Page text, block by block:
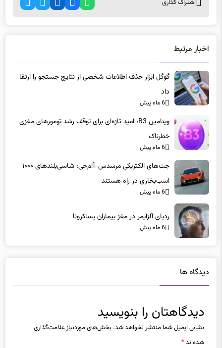
گوگل ابزار حذف اطلاعات شخصی از نتایج جستجو را ارتقا
داد
6 ماه پیش
خطرناک
6 ماه پیش
اسب‌بخاری در راه هستند
6 ماه پیش
نشانی ایمیل شما منتشر نخواهد شد.بخش‌های موردنیاز علامت‌گذاری
شده‌اند*
دیدگاه*